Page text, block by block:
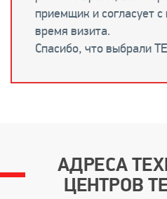
приемщик и согласует
время визита.
Спасибо, что выбрали
АДРЕСА
ЦЕНТРОВ